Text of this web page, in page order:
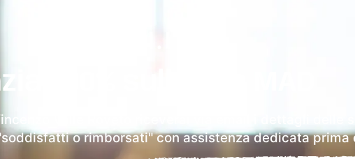
100% sulla tua MAD
Valle Roveto riceverai via email i dettagli delle
o rimborsati" con assistenza dedicata prima